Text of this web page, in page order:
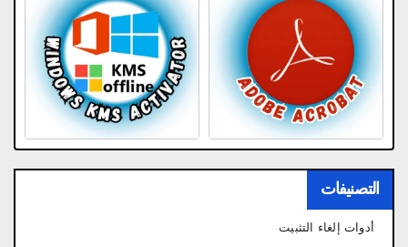
التصنيفات
أدوات إلغاء التثبيت